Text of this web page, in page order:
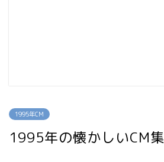
1995年CM
1995年の懐かしいCM集